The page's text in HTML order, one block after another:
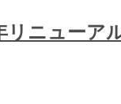
ニュー